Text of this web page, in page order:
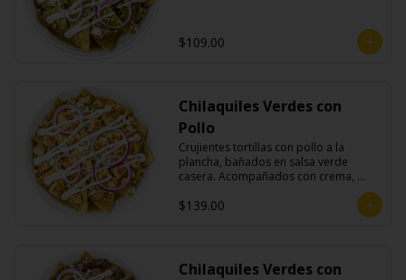
$109.00
Chilaquiles Verdes con
Pollo
Crujientes tortillas con pollo a la
plancha, bañados en salsa verde
casera. Acompañados con crema,
$139.00
Chilaquiles Verdes con